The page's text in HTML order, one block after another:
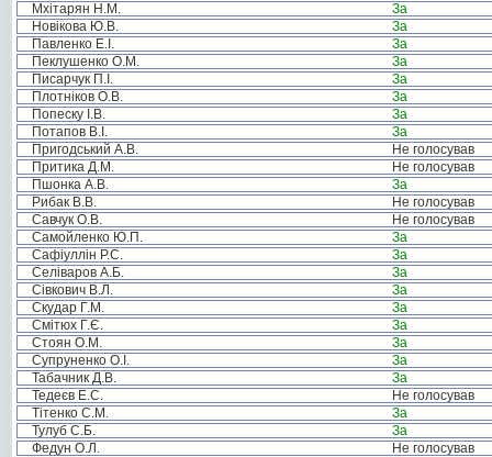
Мхітарян Н.М.
За
Новікова Ю.В.
За
Павленко Е.І.
За
Пеклушенко О.М.
За
Писарчук П.І.
За
Плотніков О.В.
За
Попеску І.В.
За
Потапов В.І.
За
Пригодський А.В.
Не голосував
Притика Д.М.
Не голосував
Пшонка А.В.
За
Рибак В.В.
Не голосував
Савчук О.В.
Не голосував
Самойленко Ю.П.
За
Сафіуллін Р.С.
За
Селіваров А.Б.
За
Сівкович В.Л.
За
Скудар Г.М.
За
Смітюх Г.Є.
За
Стоян О.М.
За
Супруненко О.І.
За
Табачник Д.В.
За
Тедеєв Е.С.
Не голосував
Тітенко С.М.
За
Тулуб С.Б.
За
Федун О.Л.
Не голосував